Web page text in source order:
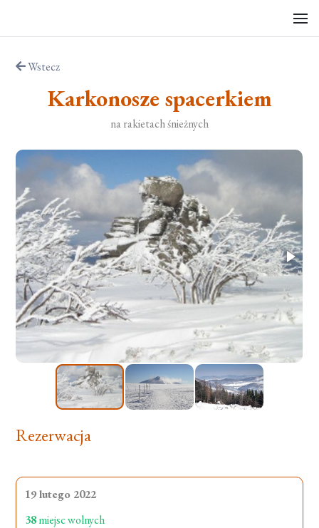
Wstecz
Karkonosze spacerkiem
na rakietach śnieżnych
Rezerwacja
19 lutego 2022
38miejsc wolnych